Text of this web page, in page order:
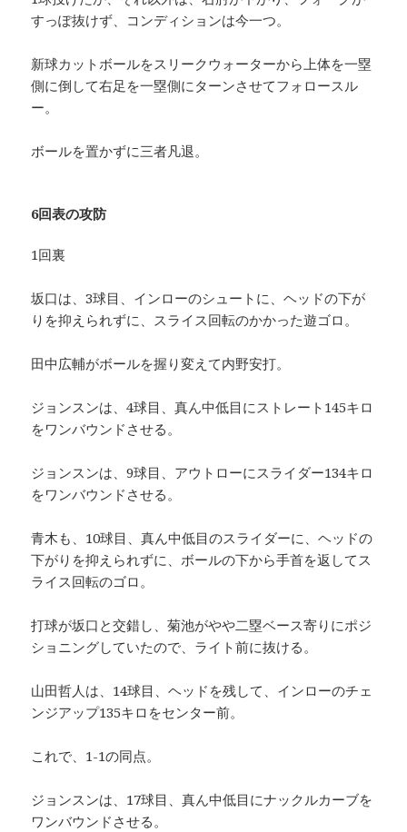
すっぽ抜けず、コンディションは今一つ。
新球カットボールをスリークウォーターから上体を一塁
側に倒して右足を一塁側にターンさせてフォロースル
ー。
ボールを置かずに三者凡退。
6回表の攻防
1回裏
坂口は、3球目、インローのシュートに、ヘッドの下が
りを抑えられずに、スライス回転のかかった遊ゴロ。
田中広輔がボールを握り変えて内野安打。
ジョンスンは、4球目、真ん中低目にストレート145キロ
をワンバウンドさせる。
ジョンスンは、9球目、アウトローにスライダー134キロ
をワンバウンドさせる。
青木も、10球目、真ん中低目のスライダーに、ヘッドの
下がりを抑えられずに、ボールの下から手首を返してス
ライス回転のゴロ。
打球が坂口と交錯し、菊池がやや二塁ベース寄りにポジ
ショニングしていたので、ライト前に抜ける。
山田哲人は、14球目、ヘッドを残して、インローのチェ
ンジアップ135キロをセンター前。
これで、1-1の同点。
ジョンスンは、17球目、真ん中低目にナックルカーブを
ワンバウンドさせる。